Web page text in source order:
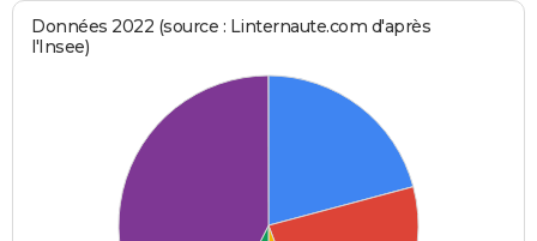
Données 2022 (source : Linternaute.com d'après
l'Insee)